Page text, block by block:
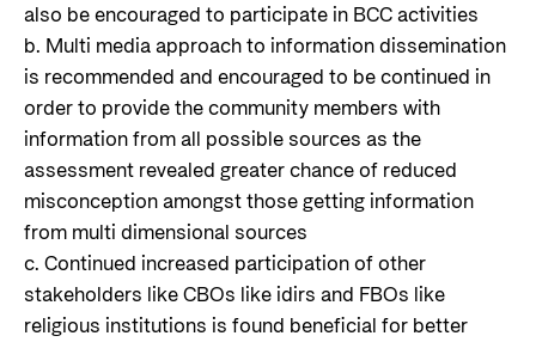
also be encouraged to participate in BCC activities
b. Multi media approach to information dissemination
is recommended and encouraged to be continued in
order to provide the community members with
information from all possible sources as the
assessment revealed greater chance of reduced
misconception amongst those getting information
from multi dimensional sources
c. Continued increased participation of other
stakeholders like CBOs like idirs and FBOs like
religious institutions is found beneficial for better